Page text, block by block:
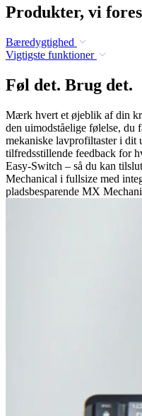
Produkter, vi
Bæredygtighed
Vigtigste funktioner
Føl det. Brug det.
Mærk hvert et øjeblik af din
den uimodståelige følelse,
mekaniske lavprofiltaster i dit
tilfredsstillende feedback for
Easy-Switch – så du kan
Mechanical i fullsize med
pladsbesparende MX